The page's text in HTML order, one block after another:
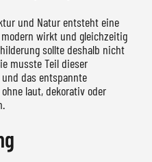
und Natur entsteht eine
wirkt und gleichzeitig
sollte deshalb nicht
musste Teil dieser
das entspannte
laut, dekorativ oder